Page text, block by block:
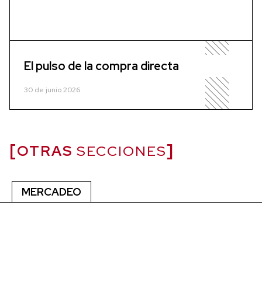
El pulso de la compra directa
30 de junio 2026
OTRAS SECCIONES
MERCADEO